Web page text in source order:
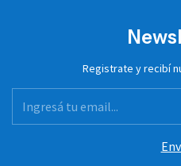
Registrate y recibí